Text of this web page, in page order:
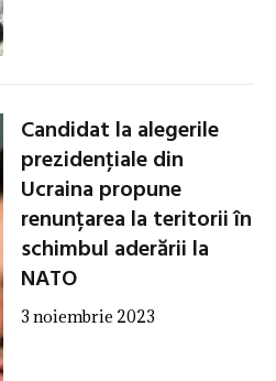
Candidat la alegerile
prezidenţiale din
Ucraina propune
renunțarea la teritorii în
schimbul aderării la
NATO
3 noiembrie 2023